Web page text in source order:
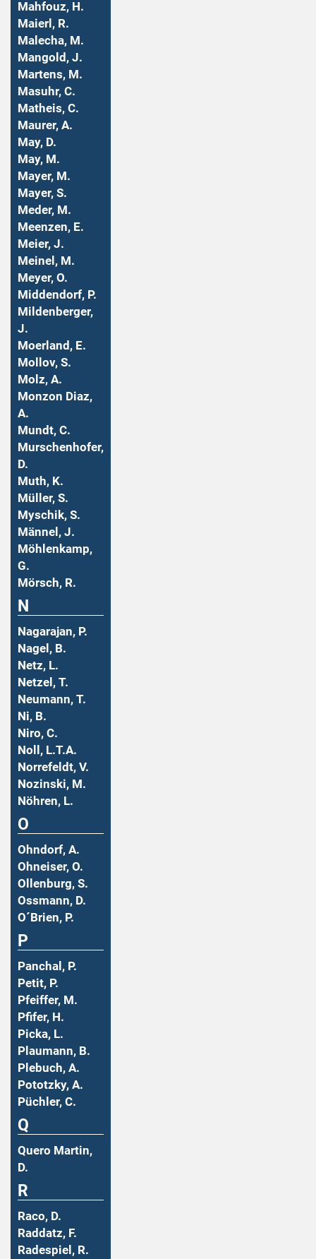
Mahfouz, H.
Maierl, R.
Malecha, M.
Mangold, J.
Martens, M.
Masuhr, C.
Matheis, C.
Maurer, A.
May, D.
May, M.
Mayer, M.
Mayer, S.
Meder, M.
Meenzen, E.
Meier, J.
Meinel, M.
Meyer, O.
Middendorf, P.
Mildenberger,
J.
Moerland, E.
Mollov, S.
Molz, A.
Monzon Diaz,
A.
Mundt, C.
Murschenhofer,
D.
Muth, K.
Müller, S.
Myschik, S.
Männel, J.
Möhlenkamp,
G.
Mörsch, R.
N
Nagarajan, P.
Nagel, B.
Netz, L.
Netzel, T.
Neumann, T.
Ni, B.
Niro, C.
Noll, L.T.A.
Norrefeldt, V.
Nozinski, M.
Nöhren, L.
O
Ohndorf, A.
Ohneiser, O.
Ollenburg, S.
Ossmann, D.
O´Brien, P.
P
Panchal, P.
Petit, P.
Pfeiffer, M.
Pfifer, H.
Picka, L.
Plaumann, B.
Plebuch, A.
Pototzky, A.
Püchler, C.
Q
Quero Martin,
D.
R
Raco, D.
Raddatz, F.
Radespiel, R.